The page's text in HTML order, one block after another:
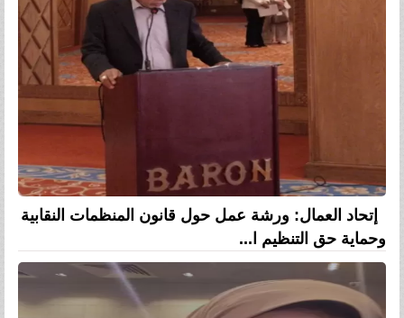
إتحاد العمال: ورشة عمل حول قانون المنظمات النقابية
وحماية حق التنظيم ا...